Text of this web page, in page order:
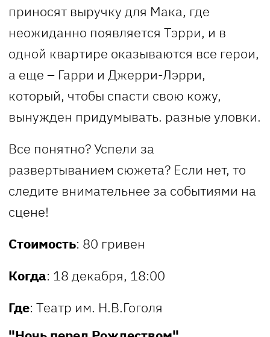
приносят выручку для Мака, где
неожиданно появляется Тэрри, и в
одной квартире оказываются все герои,
а еще – Гарри и Джерри-Лэрри,
который, чтобы спасти свою кожу,
вынужден придумывать. разные уловки.
Все понятно? Успели за
развертыванием сюжета? Если нет, то
следите внимательнее за событиями на
сцене!
Стоимость: 80 гривен
Когда: 18 декабря, 18:00
Где: Театр им. Н.В.Гоголя